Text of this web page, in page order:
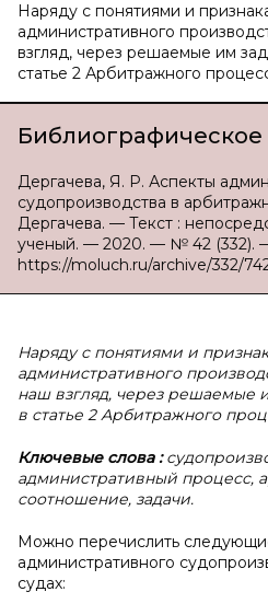
Наряду с понятиями и
административного
взгляд, через решаемые им
статье 2 Арбитражного
Дергачева, Я. Р. Аспекты
судопроизводства в
Дергачева. — Текст :
ученый. — 2020. — № 42 (332).
https://moluch.ru/archive/332/
Наряду с понятиями и
административного
наш взгляд, через решаемые
в статье 2 Арбитражного
Ключевые слова :
административный процесс,
соотношение, задачи.
Можно перечислить
административного
судах: